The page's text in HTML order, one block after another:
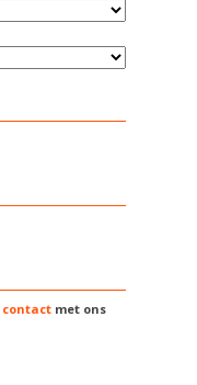
contact met ons